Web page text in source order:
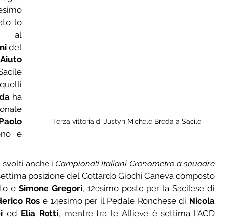
Terza vittoria di Justyn Michele Breda a Sacile
lo
al
del
ha
Paolo
svolti anche i
posizione del Gottardo Giochi Caneva composto
e Simone Gregori
Ros e 14esimo per il Pedale Ronchese di Nicola
ed Elia Rotti, mentre tra le Allieve è settima l'ACD